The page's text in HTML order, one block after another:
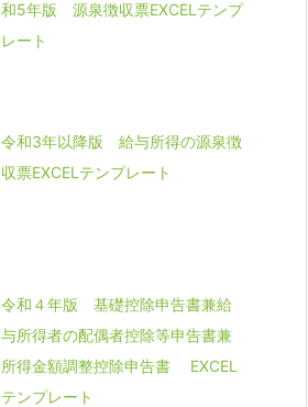
和5年版 源泉徴収票EXCELテンプ
レート
令和3年以降版 給与所得の源泉徴
収票EXCELテンプレート
令和４年版 基礎控除申告書兼給
与所得者の配偶者控除等申告書兼
所得金額調整控除申告書 EXCEL
テンプレート